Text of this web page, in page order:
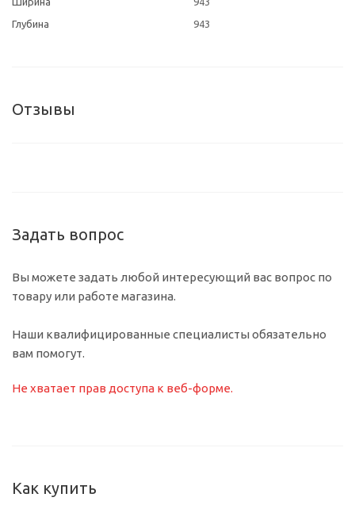
Глубина
943
Отзывы
Задать вопрос
Вы можете задать любой интересующий вас вопрос по
товару или работе магазина.
Наши квалифицированные специалисты обязательно
вам помогут.
Не хватает прав доступа к веб-форме.
Как купить